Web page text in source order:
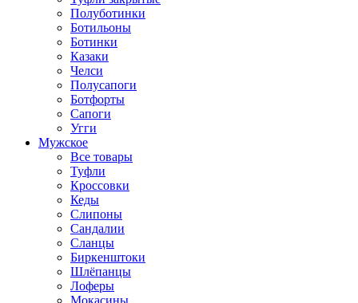
Полуботинки
Ботильоны
Ботинки
Казаки
Челси
Полусапоги
Ботфорты
Сапоги
Угги
Мужское
Все товары
Туфли
Кроссовки
Кеды
Слипоны
Сандалии
Сланцы
Биркенштоки
Шлёпанцы
Лоферы